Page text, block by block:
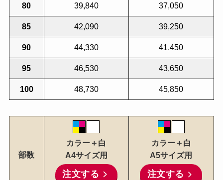
80 39,840 37,050
85 42,090 39,250
90 44,330 41,450
95 46,530 43,650
100 48,730 45,850
部数
カラー＋白
A4サイズ用
注文する
カラー＋白
A5サイズ用
注文する